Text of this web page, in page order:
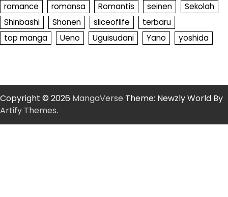
romance
romansa Romantis seinen
Sekolah
Shinbashi
Shonen sliceoflife
terbaru
top manga
Ueno Uguisudani Yano yoshida
Copyright © 2026 MangaVerse Theme: Newzly World By
Artify Themes.